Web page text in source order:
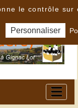
le contrôle sur
Personnaliser